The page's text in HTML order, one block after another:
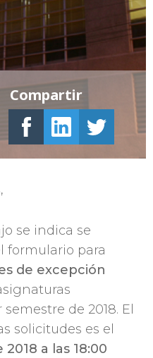
se indica se
formulario para
de excepción
de 2018. El
solicitudes es el
a las 18:00
Compartir